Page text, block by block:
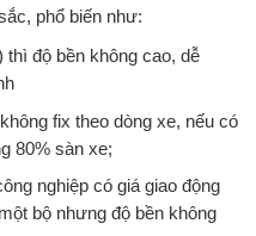
phổ biến như:
thì độ bền không cao, dễ
fix theo dòng xe, nếu có
80% sàn xe;
nghiệp có giá giao động
bộ nhưng độ bền không